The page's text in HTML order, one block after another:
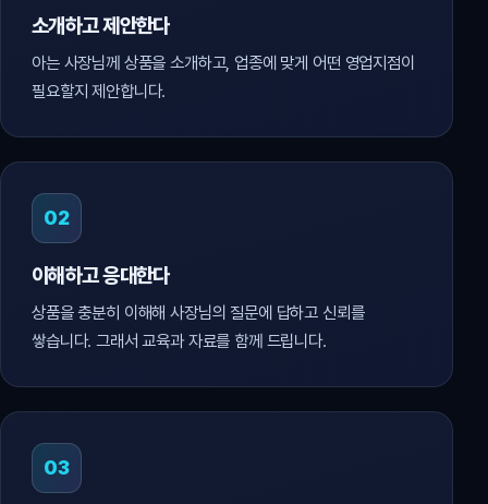
소개하고 제안한다
아는 사장님께 상품을 소개하고, 업종에 맞게 어떤 영업지점이
필요할지 제안합니다.
02
이해하고 응대한다
상품을 충분히 이해해 사장님의 질문에 답하고 신뢰를
쌓습니다. 그래서 교육과 자료를 함께 드립니다.
03